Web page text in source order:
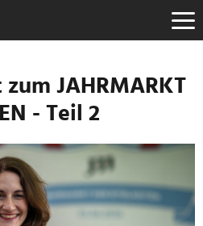
JAHRMARKT
- Teil 2